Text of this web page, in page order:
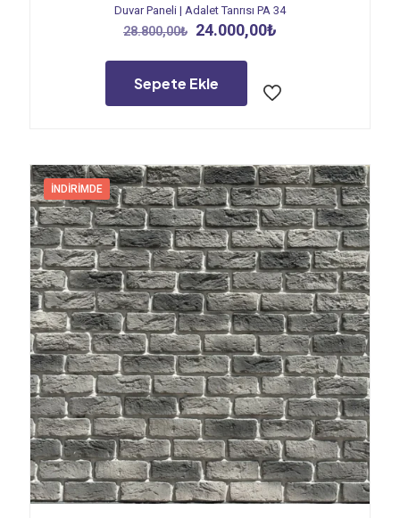
Duvar Paneli | Adalet Tanrısı PA 34
28.800,00₺ Orijinal
28.800,00₺.
24.000,00₺
Sepete Ekle
İNDIRIMDE